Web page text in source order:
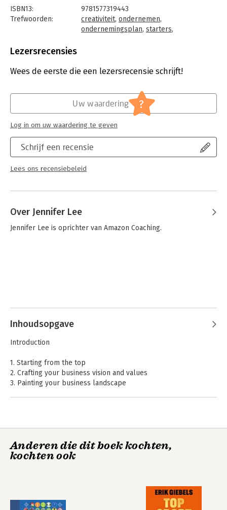
de financiën, marketing, en langetermijnstrategie.
ISBN13:
9781577319443
Trefwoorden:
creativiteit, ondernemen,
ondernemingsplan, starters,
Taal:
Aantal pagina's:
224
Verschijningsdatum:
1-2-2011
Hoofdrubriek:
Lezersrecensies
Wees de eerste die een lezersrecensie schrijft!
Schrijf een recensie
Lees ons recensiebeleid
Uw waardering ?
Log in om uw waardering te geven
Over Jennifer Lee
Jennifer Lee is oprichter van Amazon Coaching.
Inhoudsopgave
Introduction
1. Starting from the top
2. Crafting your business vision and values
3. Painting your business landscape
9. Maintaining the magic and momentum
Anderen die dit boek kochten,
kochten ook